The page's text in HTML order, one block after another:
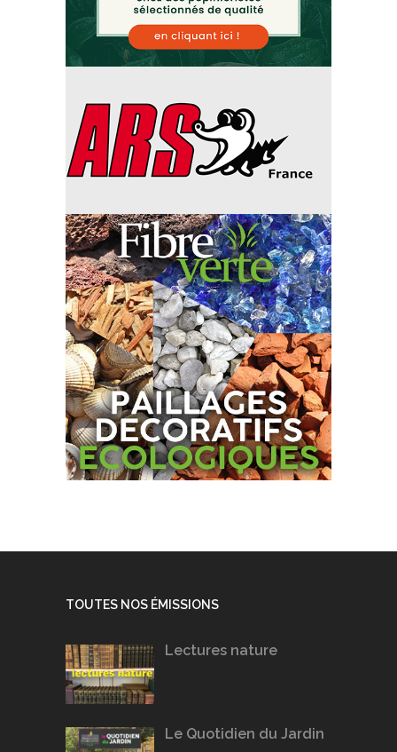
TOUTES NOS ÉMISSIONS
Lectures nature
Le Quotidien du Jardin